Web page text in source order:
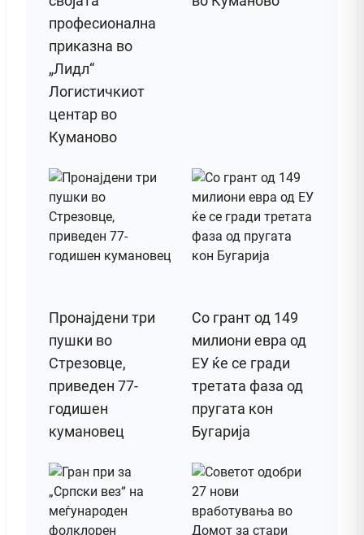
професионална
приказна во
„Лидл“
Логистичкиот
центар во
Куманово
Пронајдени три
пушки во
Стрезовце,
приведен 77-
годишен
кумановец
Со грант од 149
милиони евра од
ЕУ ќе се гради
третата фаза од
пругата кон
Бугарија